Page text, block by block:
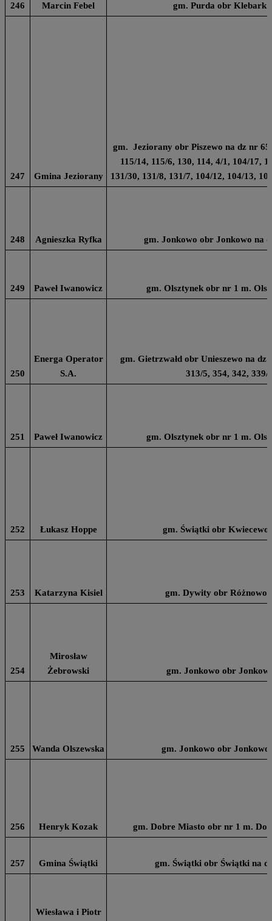
246 Marcin Febel gm. Purda obr Klebark
247 Gmina Jeziorany
gm. Jeziorany obr Piszewo na dz nr
115/14, 115/6, 130, 114, 4/1, 104/17,
131/30, 131/8, 131/7, 104/12, 104/13,
248 Agnieszka Ryfka gm. Jonkowo obr Jonkowo na
249 Paweł Iwanowicz gm. Olsztynek obr nr 1 m.
250
Energa Operator
S.A.
gm. Gietrzwałd obr Unieszewo na dz
313/5, 354, 342, 339/
251 Paweł Iwanowicz gm. Olsztynek obr nr 1 m.
252 Łukasz Hoppe gm. Świątki obr Kwiecewo
253 Katarzyna Kisiel gm. Dywity obr Różnowo
254
Mirosław
Żebrowski
gm. Jonkowo obr
255 Wanda Olszewska gm. Jonkowo obr Jonkowo
256 Henryk Kozak gm. Dobre Miasto obr nr 1 m.
257 Gmina Świątki gm. Świątki obr Świątki na
Wiesława i Piotr